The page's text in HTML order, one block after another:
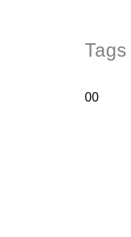
Tags
00